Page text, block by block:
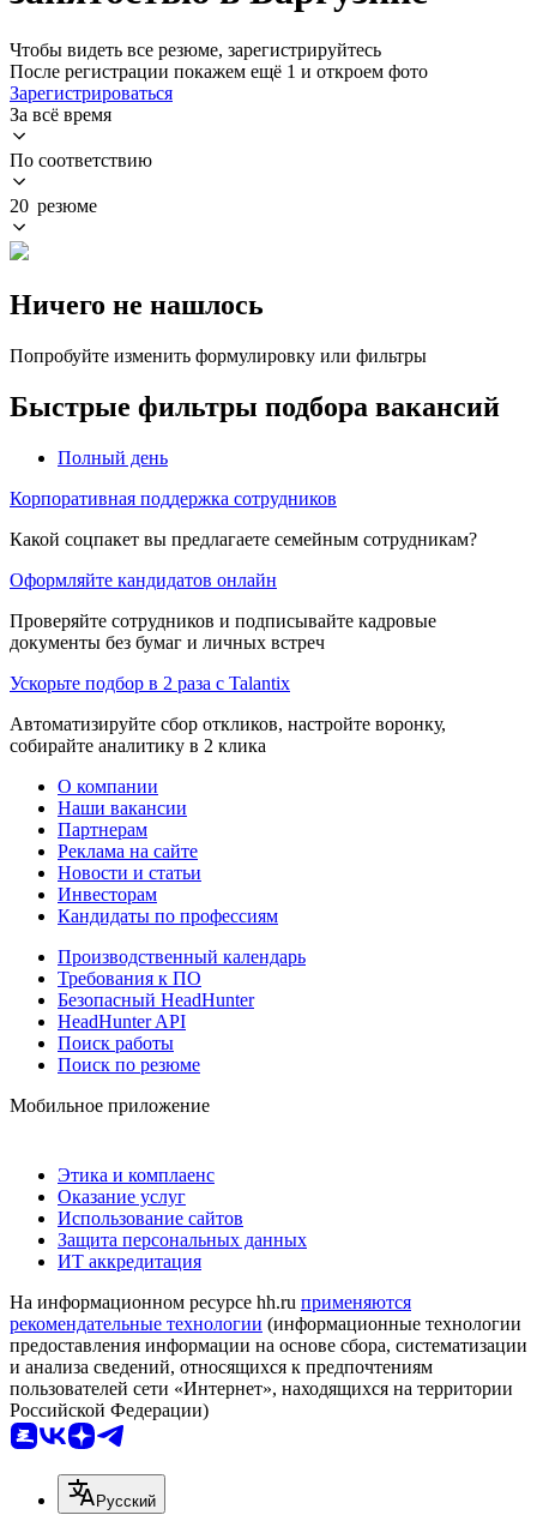
Чтобы видеть все резюме, зарегистрируйтесь
После регистрации покажем ещё 1 и откроем фото
Зарегистрироваться
За всё время
По соответствию
20 резюме
Ничего не нашлось
Попробуйте изменить формулировку или фильтры
Быстрые фильтры подбора вакансий
Полный день
Корпоративная поддержка сотрудников
Какой соцпакет вы предлагаете семейным сотрудникам?
Оформляйте кандидатов онлайн
Проверяйте сотрудников и подписывайте кадровые
документы без бумаг и личных встреч
Ускорьте подбор в 2 раза с Talantix
Автоматизируйте сбор откликов, настройте воронку,
собирайте аналитику в 2 клика
О компании
Наши вакансии
Партнерам
Реклама на сайте
Новости и статьи
Инвесторам
Кандидаты по профессиям
Производственный календарь
Требования к ПО
Безопасный HeadHunter
HeadHunter API
Поиск работы
Поиск по резюме
Мобильное приложение
Этика и комплаенс
Оказание услуг
Использование сайтов
Защита персональных данных
ИТ аккредитация
На информационном ресурсе hh.ru применяются
рекомендательные технологии (информационные технологии
предоставления информации на основе сбора, систематизации
и анализа сведений, относящихся к предпочтениям
пользователей сети «Интернет», находящихся на территории
Российской Федерации)
Русский